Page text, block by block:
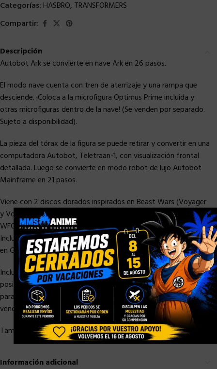
Categorías: HASBRO, TRANSFORMERS
Compartir:
Descripción
Autobot Ark se convierte en nave Ark en 26 pasos.
El modo nave cuenta con tren de aterrizaje y una rampa que
desciende. ¡Coloca a la microfigura Optimus Prime incluida y
otras microfiguras dentro de la nave! (Se venden por separado.
Sujeto a disponibilidad).
La pieza del tórax de la figura se puede retirar y convertir en una
computadora Autobot, Teletraan-1, con visualización frontal
detallada. Luego se convierte en modo robot de lujo Autobot
Mainframe en 21 pasos.
Viene con 2 discos dorados inspirados en Beast Wars (Voyager
y Vok). Ambos discos caben en las manos de la figura Dinobot
WFC-K18 (se vende por separado. Sujeto a disponibilidad).
Incluye 6 efectos de combate y un accesorio Sky Spy inspirado
en G1 que se puede colocar sobre la figura en modo Teletraan-1.
Incluye una tarjeta de disco dorado que revela un destino
posible de un personaje clave. ¡Colecciona otras figuras Kingdom
para revelar los 3 destinos posibles de cada personaje! (Se
venden por separado; sujeto a disponibilidad).
Tamaño aprox. 48 cm.
Información adicional
×